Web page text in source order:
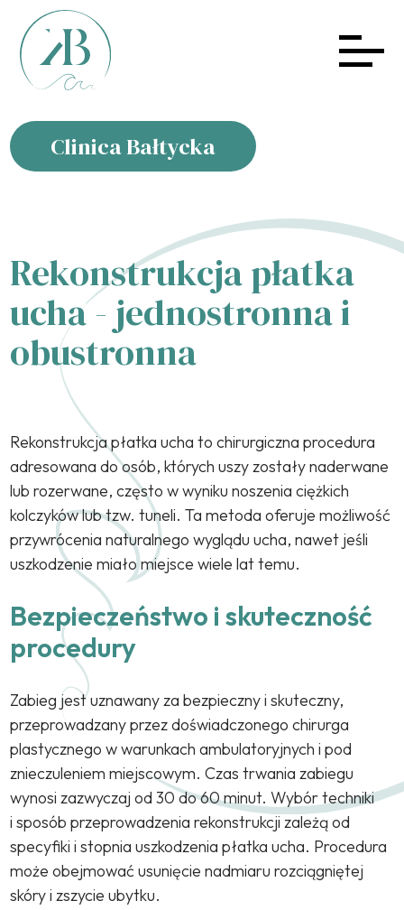
Clinica Bałtycka
Rekonstrukcja płatka
ucha - jednostronna i
obustronna
Rekonstrukcja płatka ucha to chirurgiczna procedura
adresowana do osób, których uszy zostały naderwane
lub rozerwane, często w wyniku noszenia ciężkich
kolczyków lub tzw. tuneli. Ta metoda oferuje możliwość
przywrócenia naturalnego wyglądu ucha, nawet jeśli
uszkodzenie miało miejsce wiele lat temu.
Bezpieczeństwo i skuteczność
procedury
Zabieg jest uznawany za bezpieczny i skuteczny,
przeprowadzany przez doświadczonego chirurga
plastycznego w warunkach ambulatoryjnych i pod
znieczuleniem miejscowym. Czas trwania zabiegu
wynosi zazwyczaj od 30 do 60 minut. Wybór techniki
i sposób przeprowadzenia rekonstrukcji zależą od
specyfiki i stopnia uszkodzenia płatka ucha. Procedura
może obejmować usunięcie nadmiaru rozciągniętej
skóry i zszycie ubytku.